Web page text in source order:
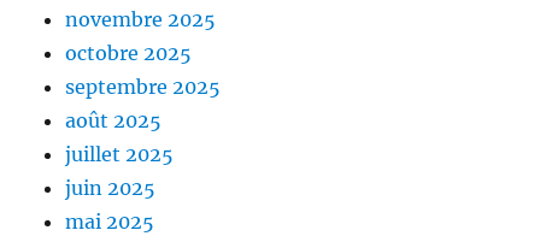
novembre 2025
octobre 2025
septembre 2025
août 2025
juillet 2025
juin 2025
mai 2025